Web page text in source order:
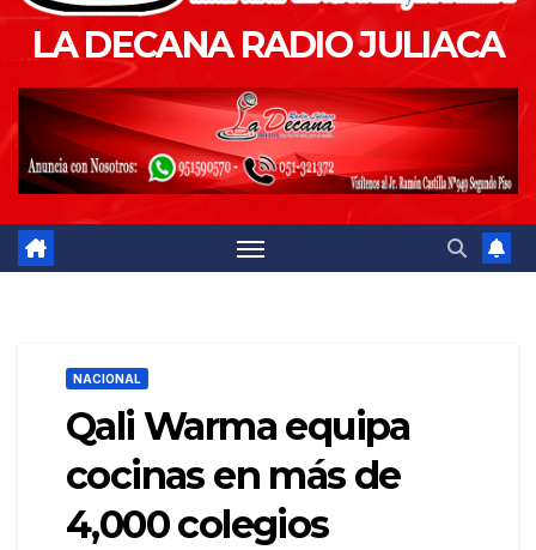
LA DECANA RADIO JULIACA
NACIONAL
Qali Warma equipa
cocinas en más de
4,000 colegios